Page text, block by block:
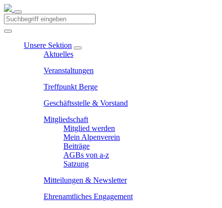
Unsere Sektion
Aktuelles
Veranstaltungen
Treffpunkt Berge
Geschäftsstelle & Vorstand
Mitgliedschaft
Mitglied werden
Mein Alpenverein
Beiträge
AGBs von a-z
Satzung
Mitteilungen & Newsletter
Ehrenamtliches Engagement